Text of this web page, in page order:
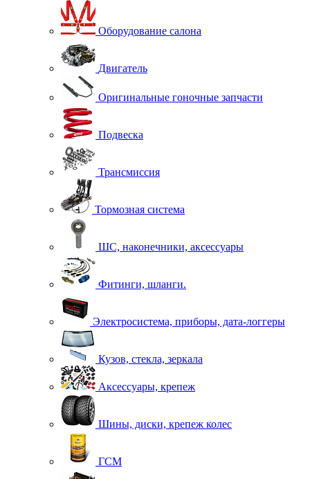
Оборудование салона
Двигатель
Оригинальные гоночные запчасти
Подвеска
Трансмиссия
Тормозная система
ШС, наконечники, аксессуары
Фитинги, шланги.
Электросистема, приборы, дата-логгеры
Кузов, стекла, зеркала
Аксессуары, крепеж
Шины, диски, крепеж колес
ГСМ